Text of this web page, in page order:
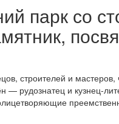
парк со
строителей и
— рудознатец и кузнец-